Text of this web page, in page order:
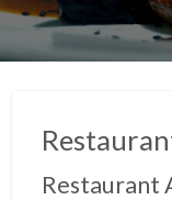
Restaurant